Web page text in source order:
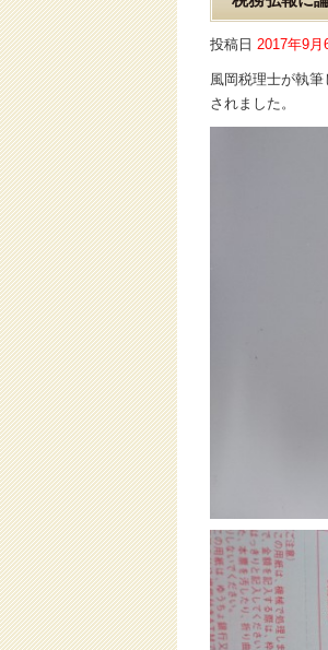
投稿日 2017年9月
風岡税理士が執
されました。